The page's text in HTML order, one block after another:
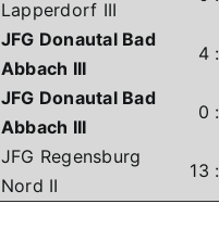
Lapperdorf III
JFG Donautal Bad
Abbach III
4
JFG Donautal Bad
Abbach III
0
JFG Regensburg
Nord II
13